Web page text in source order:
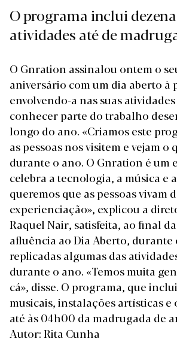
O programa inclui
atividades até de
O Gnration assinalou ontem o
aniversário com um dia aberto à
envolvendo-a nas suas
conhecer parte do trabalho
longo do ano. «Criamos este
as pessoas nos visitem e vejam o
durante o ano. O Gnration é um
celebra a tecnologia, a música e
queremos que as pessoas vivam
experienciação», explicou a
Raquel Nair, satisfeita, ao final
afluência ao Dia Aberto, durante
replicadas algumas das
durante o ano. «Temos muita
cá», disse. O programa, que
musicais, instalações artísticas
até às 04h00 da madrugada de
Autor: Rita Cunha